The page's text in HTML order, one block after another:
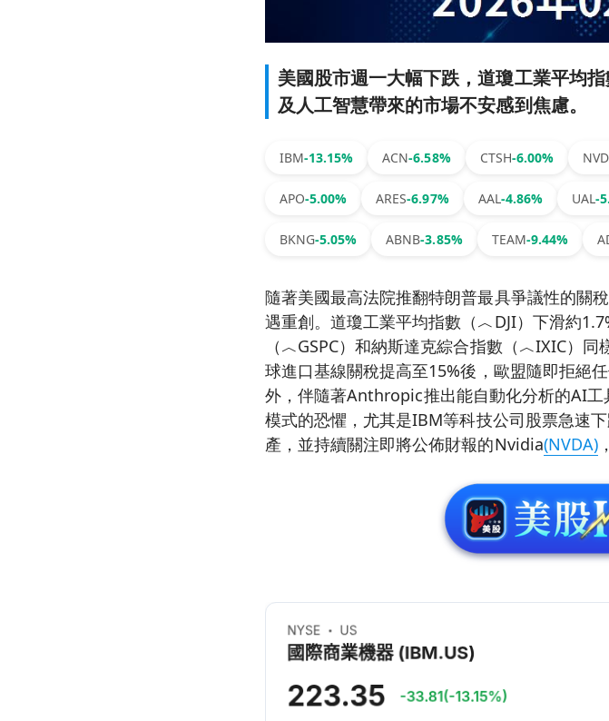
美國股市週一大幅下跌，道瓊工業平均
及人工智慧帶來的市場不安感到焦慮。
IBM-13.15% ACN-6.58% CTSH-6.00%
APO-5.00% ARES-6.97% AAL-4.86% UAL-
BKNG-5.05% ABNB-3.85% TEAM-9.44%
隨著美國最高法院推翻特朗普最具爭議性的關
遇重創。道瓊工業平均指數（︿DJI）下滑約
（︿GSPC）和納斯達克綜合指數（︿IXIC）
球進口基線關稅提高至15%後，歐盟隨即拒絕
外，伴隨著Anthropic推出能自動化分析的AI
模式的恐懼，尤其是IBM等科技公司股票急速
產，並持續關注即將公佈財報的Nvidia(NVDA)